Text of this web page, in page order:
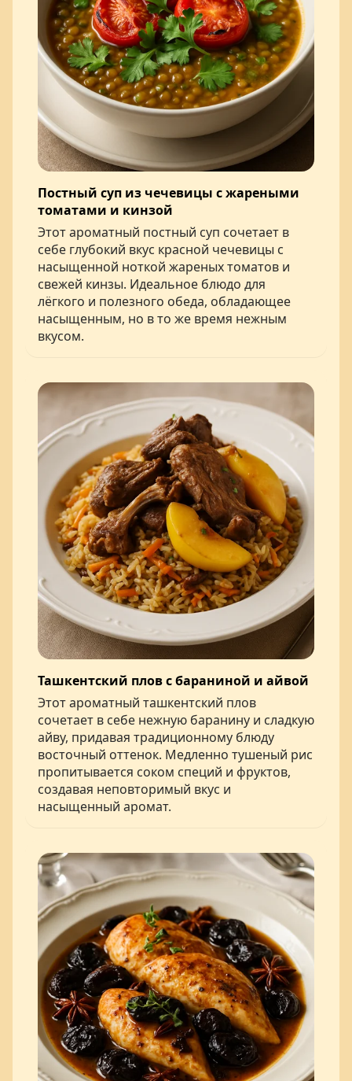
Постный суп из чечевицы с жареными
томатами и кинзой
Этот ароматный постный суп сочетает в
себе глубокий вкус красной чечевицы с
насыщенной ноткой жареных томатов и
свежей кинзы. Идеальное блюдо для
лёгкого и полезного обеда, обладающее
насыщенным, но в то же время нежным
вкусом.
Ташкентский плов с бараниной и айвой
Этот ароматный ташкентский плов
сочетает в себе нежную баранину и сладкую
айву, придавая традиционному блюду
восточный оттенок. Медленно тушеный рис
пропитывается соком специй и фруктов,
создавая неповторимый вкус и
насыщенный аромат.